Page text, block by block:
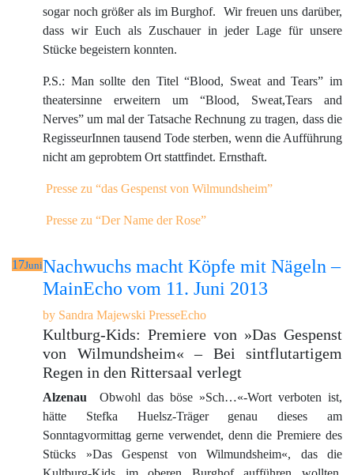
sogar noch größer als im Burghof. Wir freuen uns darüber,
dass wir Euch als Zuschauer in jeder Lage für unsere
Stücke begeistern konnten.
P.S.: Man sollte den Titel “Blood, Sweat and Tears” im
theatersinne erweitern um “Blood, Sweat,Tears and
Nerves” um mal der Tatsache Rechnung zu tragen, dass die
RegisseurInnen tausend Tode sterben, wenn die Aufführung
nicht am geprobtem Ort stattfindet. Ernsthaft.
Presse zu “das Gespenst von Wilmundsheim”
Presse zu “Der Name der Rose”
17JuniNachwuchs macht Köpfe mit Nägeln –
MainEcho vom 11. Juni 2013
by Sandra Majewski PresseEcho
Kultburg-Kids: Premiere von »Das Gespenst
von Wilmundsheim« – Bei sintflutartigem
Regen in den Rittersaal verlegt
Alzenau Obwohl das böse »Sch…«-Wort verboten ist,
hätte Stefka Huelsz-Träger genau dieses am
Sonntagvormittag gerne verwendet, denn die Premiere des
Stücks »Das Gespenst von Wilmundsheim«, das die